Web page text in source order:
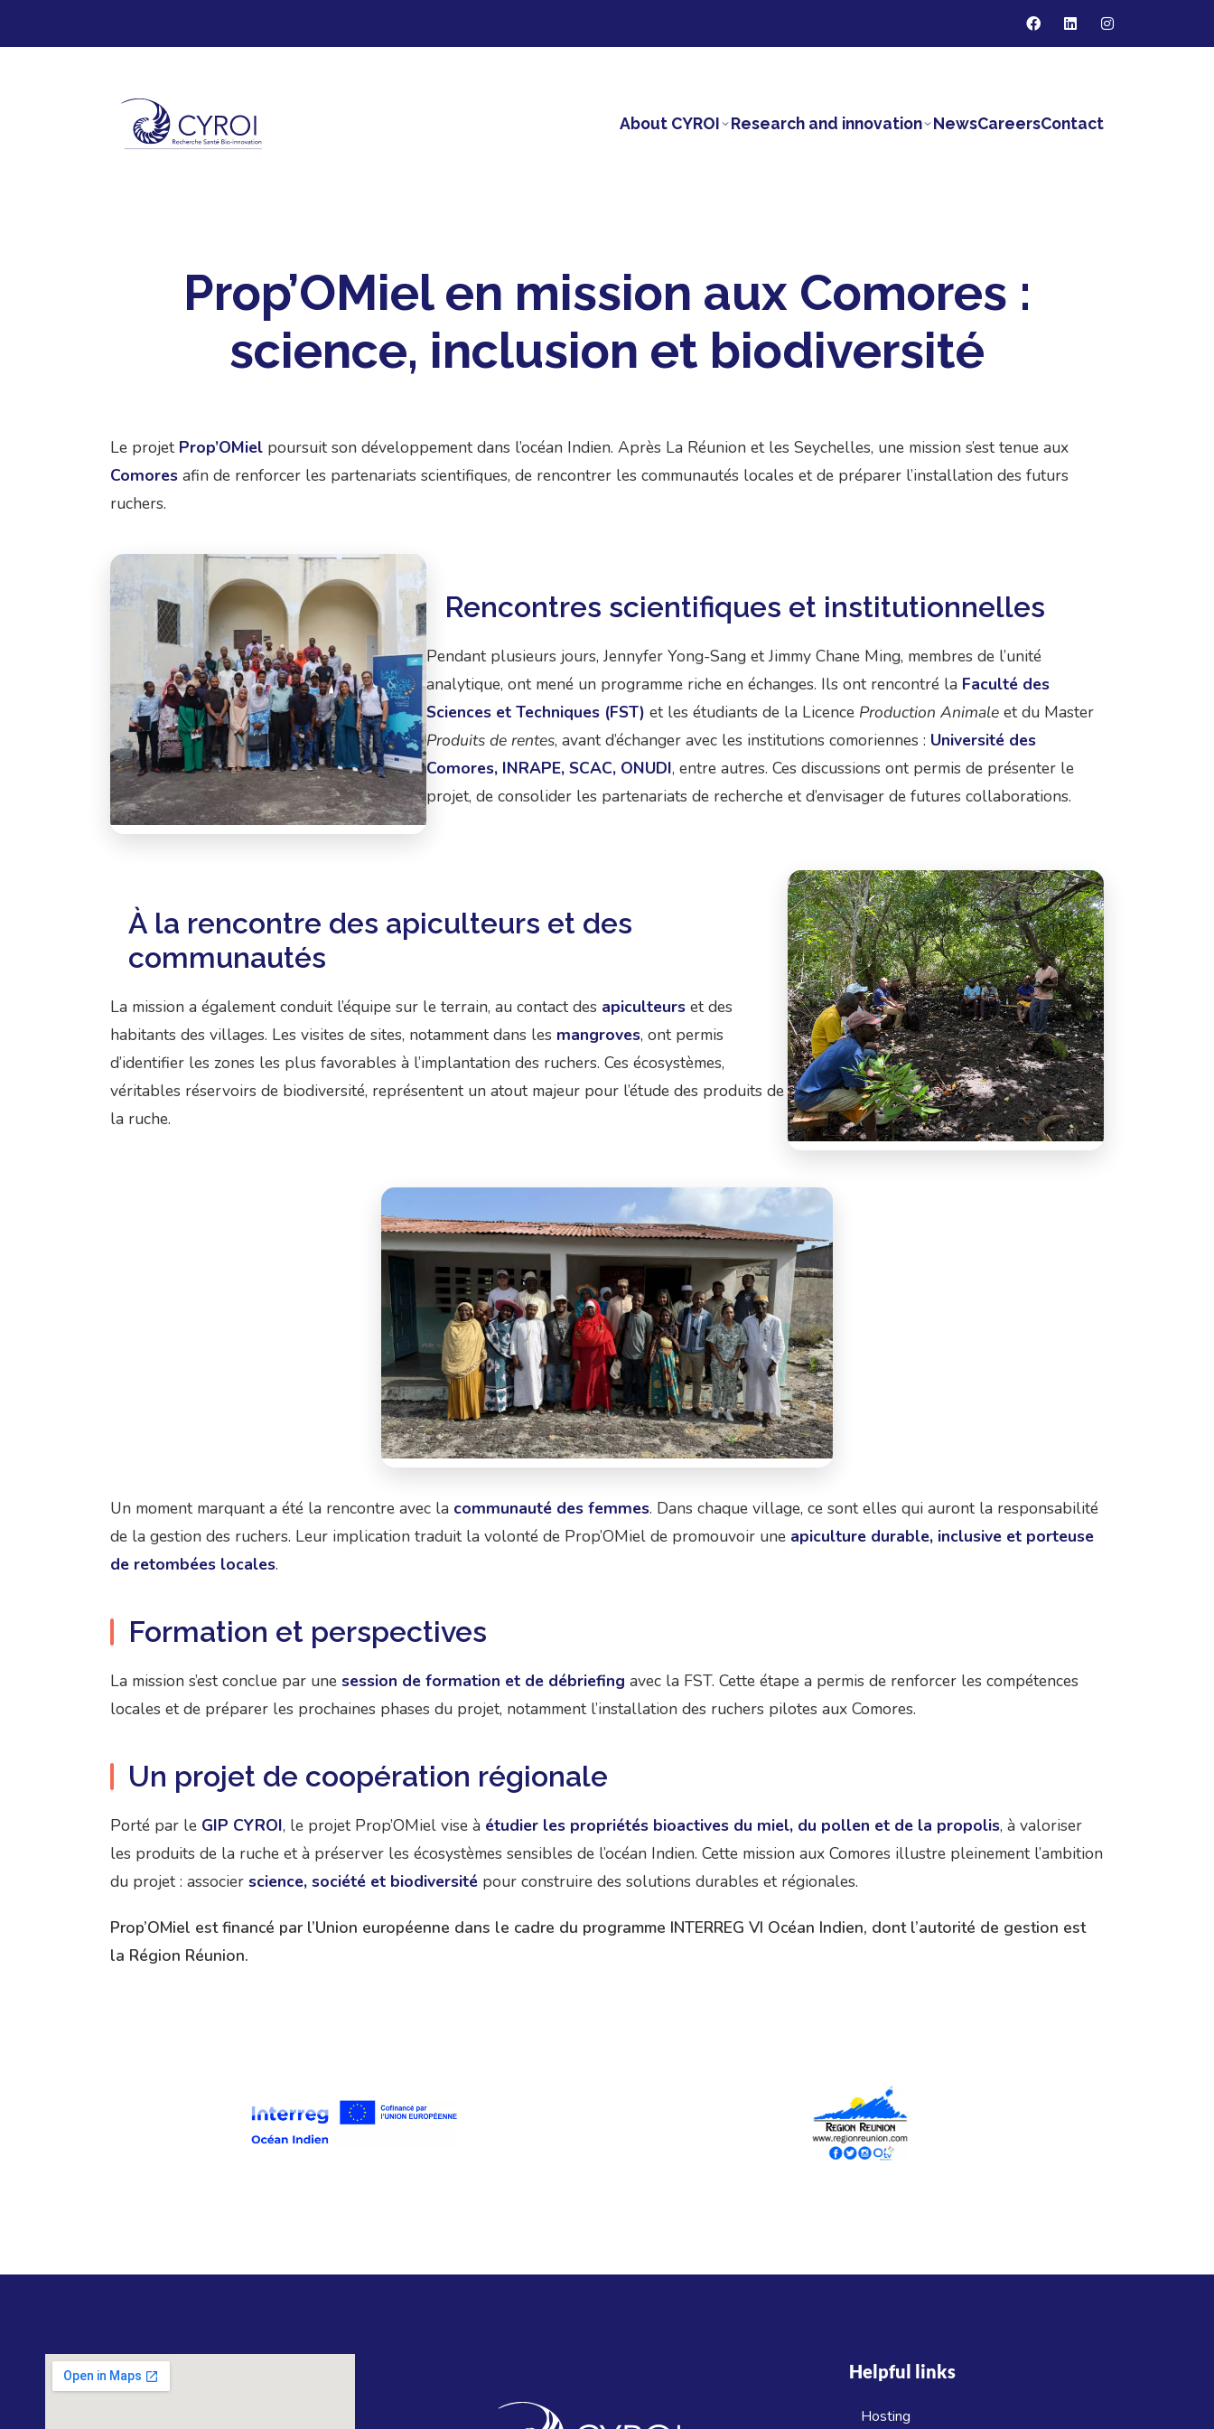
About CYROI Research and innovation NewsCareersContact
Prop’OMiel en mission aux Comores :
science, inclusion et biodiversité
Le projet Prop’OMiel poursuit son développement dans l’océan Indien. Après La Réunion et les Seychelles, une mission s’est tenue aux
Comores afin de renforcer les partenariats scientifiques, de rencontrer les communautés locales et de préparer l’installation des futurs
ruchers.
Rencontres scientifiques et institutionnelles
Pendant plusieurs jours, Jennyfer Yong-Sang et Jimmy Chane Ming, membres de l’unité
analytique, ont mené un programme riche en échanges. Ils ont rencontré la Faculté des
Sciences et Techniques (FST) et les étudiants de la Licence Production Animale et du Master
Produits de rentes, avant d’échanger avec les institutions comoriennes : Université des
Comores, INRAPE, SCAC, ONUDI, entre autres. Ces discussions ont permis de présenter le
projet, de consolider les partenariats de recherche et d’envisager de futures collaborations.
À la rencontre des apiculteurs et des
communautés
La mission a également conduit l’équipe sur le terrain, au contact des apiculteurs et des
habitants des villages. Les visites de sites, notamment dans les mangroves, ont permis
d’identifier les zones les plus favorables à l’implantation des ruchers. Ces écosystèmes,
véritables réservoirs de biodiversité, représentent un atout majeur pour l’étude des produits de
la ruche.
Un moment marquant a été la rencontre avec la communauté des femmes. Dans chaque village, ce sont elles qui auront la responsabilité
de la gestion des ruchers. Leur implication traduit la volonté de Prop’OMiel de promouvoir une apiculture durable, inclusive et porteuse
de retombées locales.
Formation et perspectives
La mission s’est conclue par une session de formation et de débriefing avec la FST. Cette étape a permis de renforcer les compétences
locales et de préparer les prochaines phases du projet, notamment l’installation des ruchers pilotes aux Comores.
Un projet de coopération régionale
Porté par le GIP CYROI, le projet Prop’OMiel vise à étudier les propriétés bioactives du miel, du pollen et de la propolis, à valoriser
les produits de la ruche et à préserver les écosystèmes sensibles de l’océan Indien. Cette mission aux Comores illustre pleinement l’ambition
du projet : associer science, société et biodiversité pour construire des solutions durables et régionales.
Prop’OMiel est financé par l’Union européenne dans le cadre du programme INTERREG VI Océan Indien, dont l’autorité de gestion est
la Région Réunion.
Helpful links
Hosting